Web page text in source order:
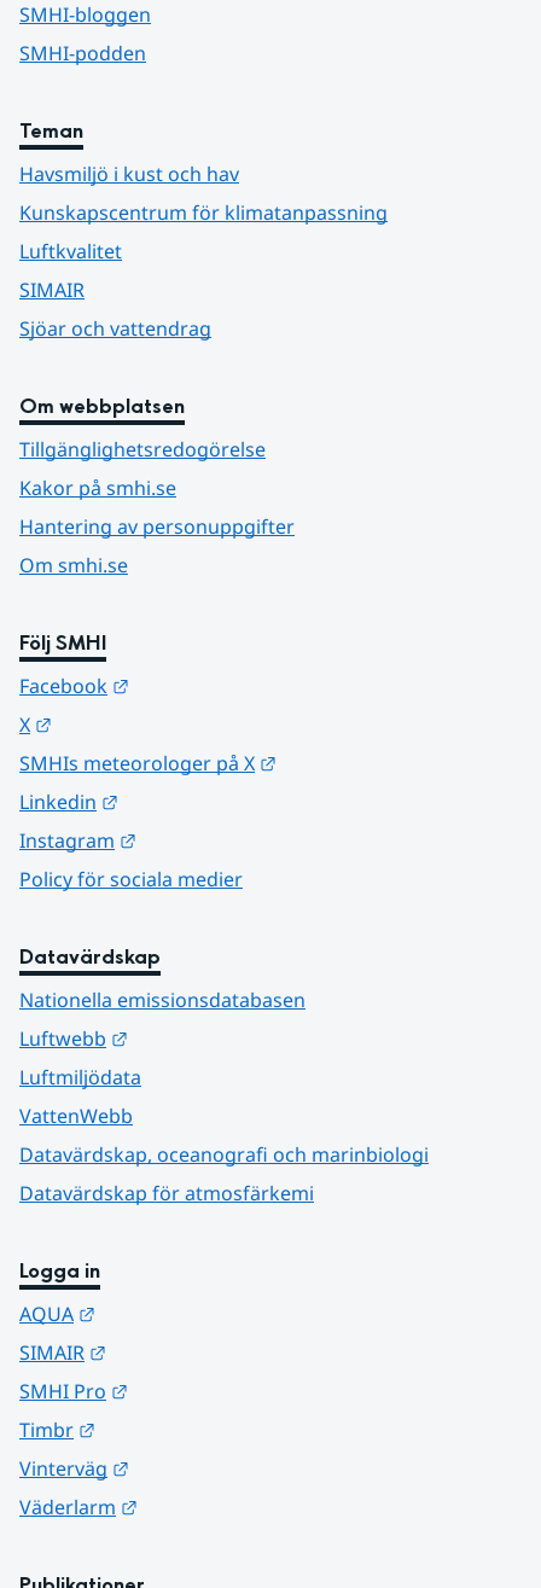
SMHI-bloggen
SMHI-podden
Teman
Havsmiljö i kust och hav
Kunskapscentrum för klimatanpassning
Luftkvalitet
SIMAIR
Sjöar och vattendrag
Om webbplatsen
Tillgänglighetsredogörelse
Kakor på smhi.se
Hantering av personuppgifter
Om smhi.se
Följ SMHI
Facebook
X
SMHIs meteorologer på X
Linkedin
Instagram
Policy för sociala medier
Datavärdskap
Nationella emissionsdatabasen
Luftwebb
Luftmiljödata
VattenWebb
Datavärdskap, oceanografi och marinbiologi
Datavärdskap för atmosfärkemi
Logga in
AQUA
SIMAIR
SMHI Pro
Timbr
Vinterväg
Väderlarm